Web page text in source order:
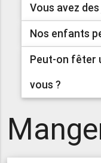
Vous avez
Nos enfants
Peut-on fêter
vous ?